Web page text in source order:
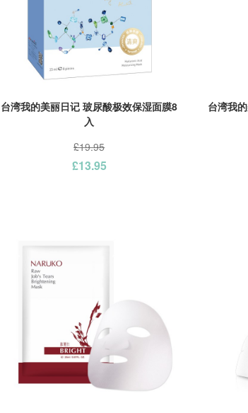
台湾我的美丽日记 玻尿酸极效保湿面膜8
入
£19.95
£13.95
台湾我